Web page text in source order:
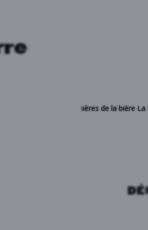
Découvrez les soirées Tanières de la bière La